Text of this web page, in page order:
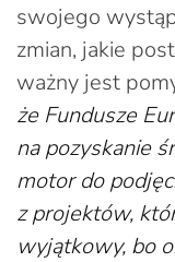
swojego
zmian, jakie
ważny jest
że Fundusze
na pozyskanie
motor do
z projektów,
wyjątkowy, bo